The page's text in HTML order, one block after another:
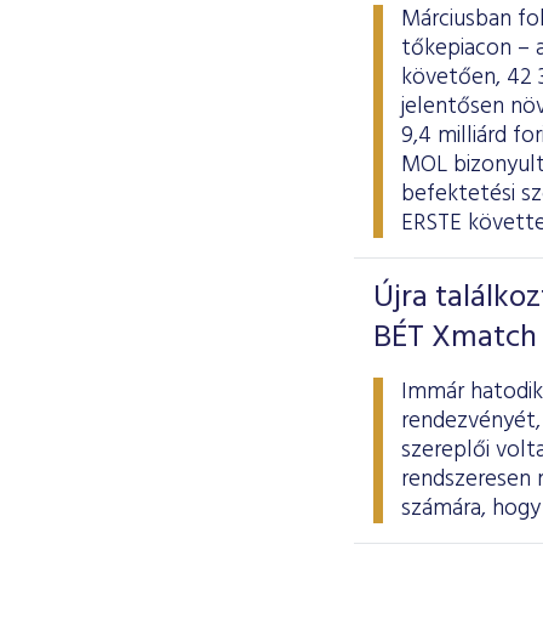
Márciusban
tőkepiacon –
követően, 42
jelentősen
9,4 milliárd
MOL
befektetési
ERSTE
Újra
BÉT
Immár
szereplői
számára,